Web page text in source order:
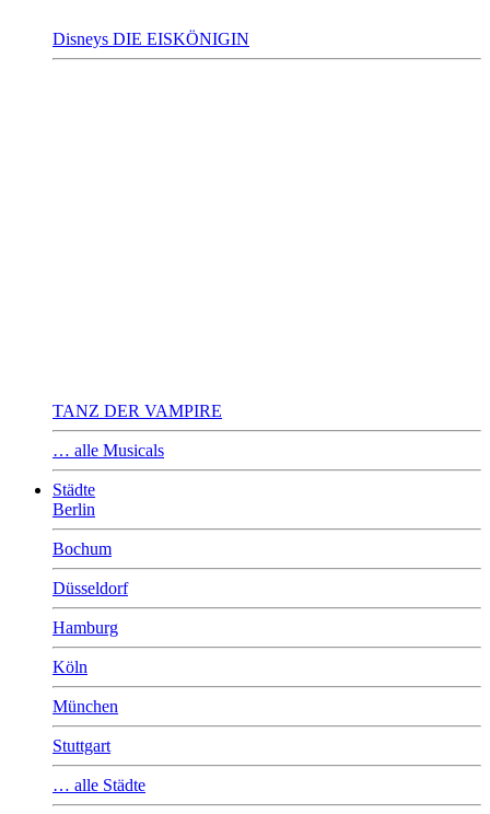
Disneys DIE EISKÖNIGIN
TANZ DER VAMPIRE
… alle Musicals
Städte
Berlin
Bochum
Düsseldorf
Hamburg
Köln
München
Stuttgart
… alle Städte